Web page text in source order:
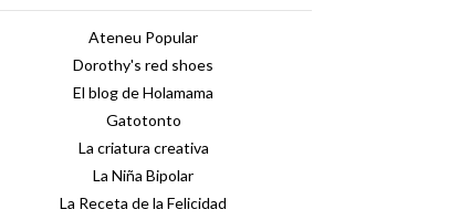
Ateneu Popular
Dorothy's red shoes
El blog de Holamama
Gatotonto
La criatura creativa
La Niña Bipolar
La Receta de la Felicidad